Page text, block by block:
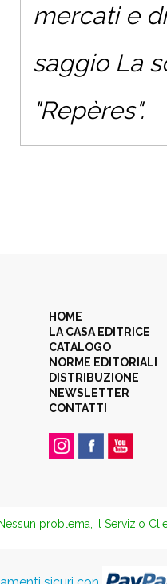
mercati e
saggio La
"Repères".
HOME
LA CASA EDITRICE
CATALOGO
NORME EDITORIALI
DISTRIBUZIONE
NEWSLETTER
CONTATTI
problema, il Servizio